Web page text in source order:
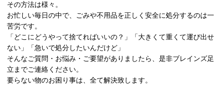
その方法は様々。
お忙しい毎日の中で、ごみや不用品を正しく安全に処分するのは一
苦労です。
「どこにどうやって捨てればいいの？」「大きくて重くて運び出せ
ない」「急いで処分したいんだけど」
そんなご質問・お悩み・ご要望がありましたら、是非ブレインズ足
立までご連絡ください。
要らない物のお困り事は、全て解決致します。